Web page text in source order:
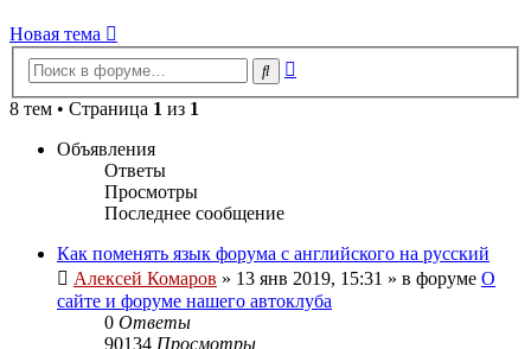
Новая тема
Поиск
8 тем • Страница 1 из 1
Объявления
Ответы
Просмотры
Последнее сообщение
Как поменять язык форума с английского на русский
Алексей Комаров » 13 янв 2019, 15:31 » в форуме О
сайте и форуме нашего автоклуба
0 Ответы
90134 Просмотры